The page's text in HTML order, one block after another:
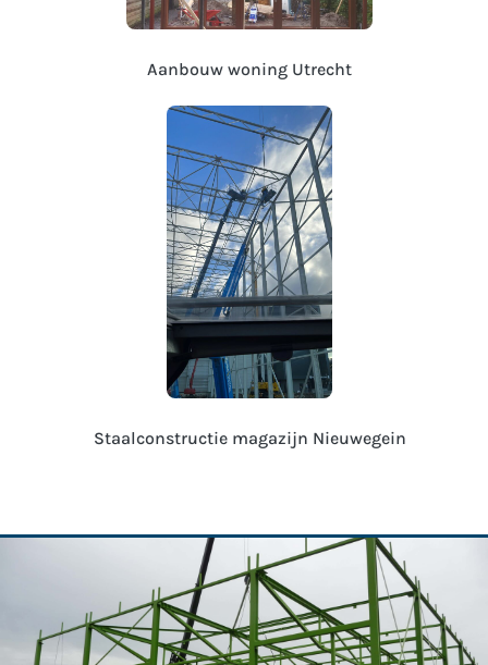
Aanbouw woning Utrecht
Staalconstructie magazijn Nieuwegein